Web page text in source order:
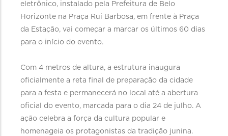
eletrônico, instalado pela Prefeitura de Belo
Horizonte na Praça Rui Barbosa, em frente à Praça
da Estação, vai começar a marcar os últimos 60 dias
para o início do evento.
Com 4 metros de altura, a estrutura inaugura
oficialmente a reta final de preparação da cidade
para a festa e permanecerá no local até a abertura
oficial do evento, marcada para o dia 24 de julho. A
ação celebra a força da cultura popular e
homenageia os protagonistas da tradição junina.